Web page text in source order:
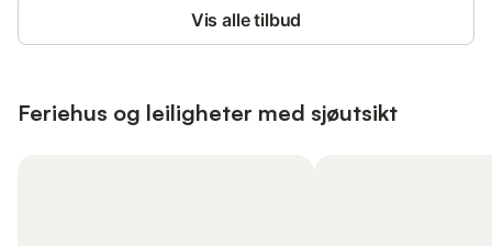
Vis alle tilbud
Feriehus og leiligheter med sjøutsikt